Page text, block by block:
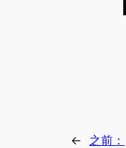
←
之前：